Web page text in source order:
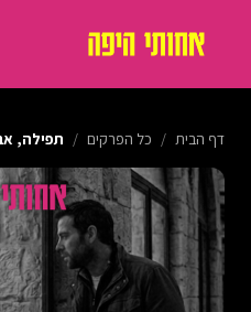
דף הבית / כל הפרקים / תפילה,